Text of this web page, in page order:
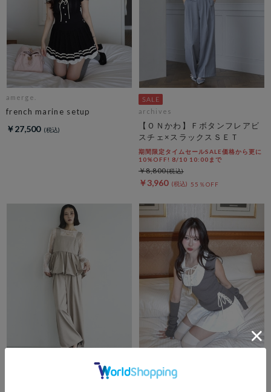
amerge.
french marine setup
￥27,500
archives
【ＯＮかわ】Ｆボタンフレアビ
スチェ×スラックスＳＥＴ
期間限定タイムセールSALE価格から更に
10%OFF! 8/10 10:00まで
￥3,960 55％OFF
￥8,800
amerge.